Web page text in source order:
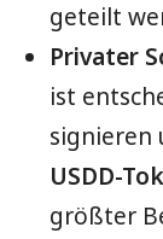
geteilt
Privater
ist
signieren
USDD-
größter